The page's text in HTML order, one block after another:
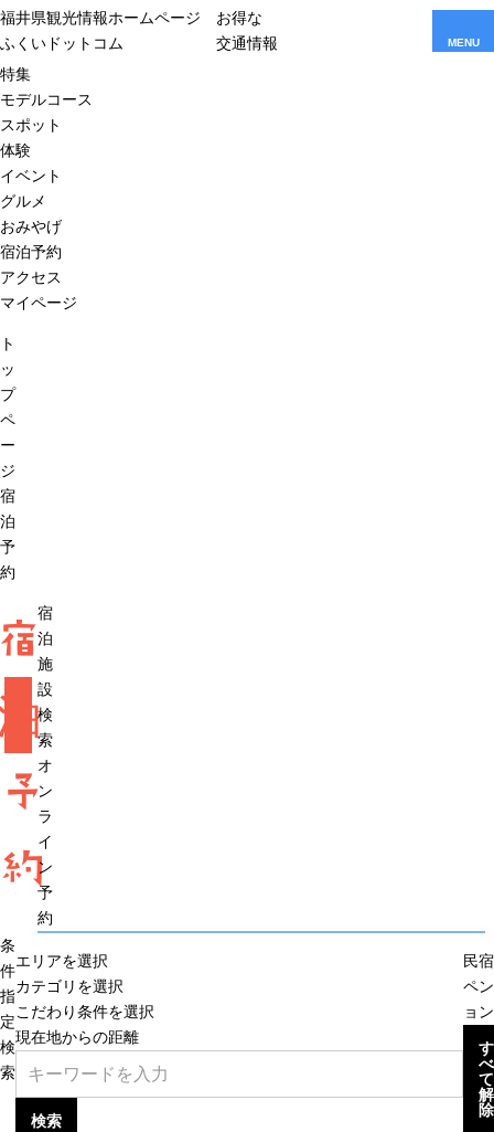
福井県観光情報ホームページ
ふくいドットコム
お得な
交通情報
MENU
特集
モデルコース
スポット
体験
イベント
グルメ
おみやげ
宿泊予約
アクセス
マイページ
ト
ッ
プ
ペ
ー
ジ
宿
泊
予
約
予
約
宿
泊
施
設
検
索
オ
ン
ラ
イ
ン
予
約
条
件
指
定
検
索
エリアを選択
カテゴリを選択
こだわり条件を選択
現在地からの距離
検索
民
ペ
ョン
す
べ
て
解
除